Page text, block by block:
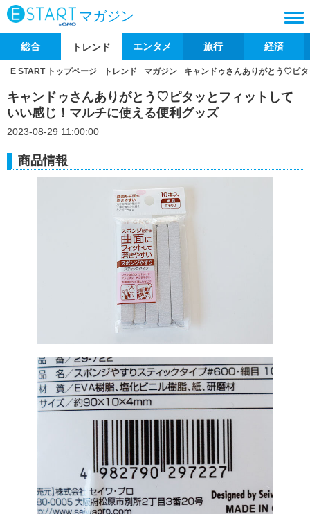
マガジン
総合 トレンド エンタメ 旅行 経済
E START トップページ トレンド マガジン キャンドゥさんありがとう♡ピ
キャンドゥさんありがとう♡ピタッとフィットして
いい感じ！マルチに使える便利グッズ
2023-08-29 11:00:00
商品情報